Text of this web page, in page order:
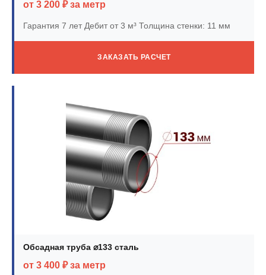
от 3 200 ₽ за метр
Гарантия 7 летДебит от 3 м³ Толщина стенки: 11 мм
ЗАКАЗАТЬ РАСЧЕТ
Обсадная труба ⌀133 сталь
от 3 400 ₽ за метр